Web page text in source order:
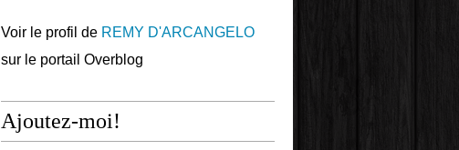
Voir le profil de REMY D'ARCANGELO
sur le portail Overblog
Ajoutez-moi!